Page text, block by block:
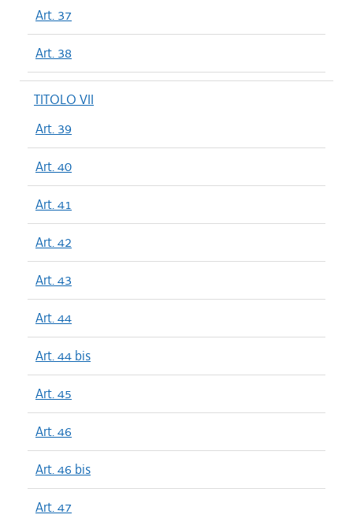
Art. 37
Art. 38
TITOLO VII
Art. 39
Art. 40
Art. 41
Art. 42
Art. 43
Art. 44
Art. 44 bis
Art. 45
Art. 46
Art. 46 bis
Art. 47